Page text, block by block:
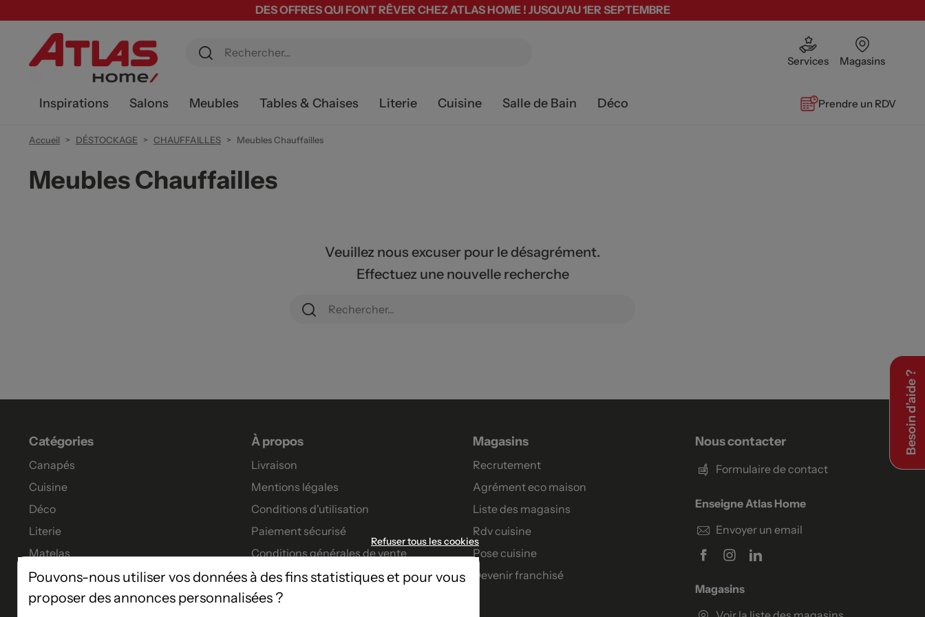
DES OFFRES QUI FONT RÊVER CHEZ ATLAS HOME ! JUSQU'AU 1ER SEPTEMBRE
Services Magasins
Inspirations Salons Meubles Tables & Chaises Literie Cuisine Salle de Bain Déco Prendre un RDV
Accueil DÉSTOCKAGE CHAUFFAILLES Meubles Chauffailles
Meubles Chauffailles
Veuillez nous excuser pour le désagrément.
Effectuez une nouvelle recherche
Catégories
Canapés
Cuisine
Déco
Literie
Matelas
Meubles
Tables à manger
À propos
Livraison
Mentions légales
Conditions d'utilisation
Paiement sécurisé
Conditions générales de vente
Garanties
Tous nos partenaires
Magasins
Recrutement
Agrément eco maison
Liste des magasins
Rdv cuisine
Pose cuisine
Devenir franchisé
Nous contacter
Formulaire de contact
Enseigne Atlas Home
Envoyer un email
Magasins
Besoin d’aide ?
Refuser tous les cookies
Pouvons-nous utiliser vos données à des fins statistiques et pour vous
proposer des annonces personnalisées ?